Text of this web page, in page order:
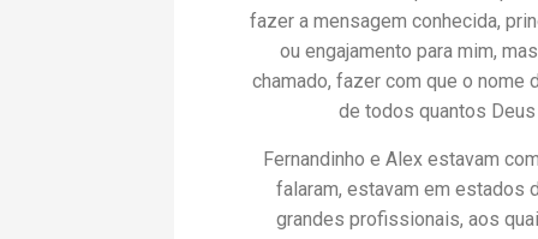
fazer a mensagem conhecida,
ou engajamento para mim,
chamado, fazer com que o nome
de todos quantos
Fernandinho e Alex estavam
falaram, estavam em estados
grandes profissionais, aos